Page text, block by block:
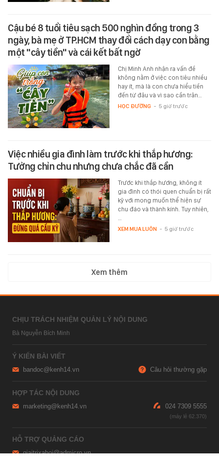
Cậu bé 8 tuổi tiêu sạch 500 nghìn đồng trong 3
ngày, bà mẹ ở TP.HCM thay đổi cách dạy con bằng
một "cây tiền" và cái kết bất ngờ
Chị Minh Anh nhận ra vấn đề
không nằm ở việc con tiêu nhiều
hay ít, mà là con chưa hiểu tiền
đến từ đâu và vì sao cần trân…
HỌC ĐƯỜNG - 5 giờ trước
Việc nhiều gia đình làm trước khi thắp hương:
Tưởng chỉn chu nhưng chưa chắc đã cần
Trước khi thắp hương, không ít
gia đình có thói quen chuẩn bị rất
kỹ với mong muốn thể hiện sự
chu đáo và thành kính. Tuy nhiên,
…
XEM MUA LUÔN - 5 giờ trước
Xem thêm
CHỊU TRÁCH NHIỆM QUẢN LÝ NỘI DUNG
Bà Nguyễn Bích Minh
Ý KIẾN BÀI VIẾT
bandoc@kenh14.vn Câu hỏi thường gặp
HỢP TÁC NỘI DUNG
marketing@kenh14.vn 024 7309 5555
HỖ TRỢ QUẢNG CÁO
giaitrixahoi@admicro.vn